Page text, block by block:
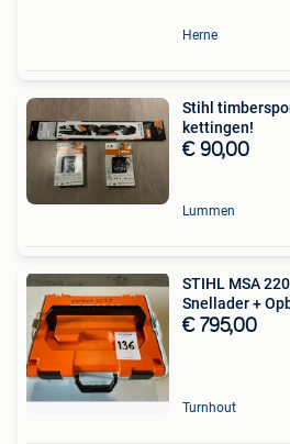
Herne
Stihl
kettingen!
€ 90,00
Lummen
STIHL MSA
Snellader +
€ 795,00
Turnhout